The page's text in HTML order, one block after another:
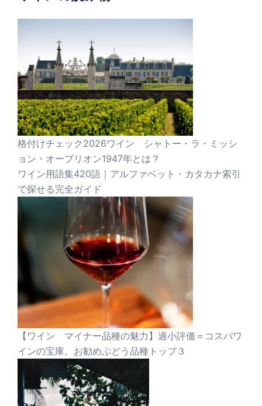
格付けチェック2026ワイン シャトー・ラ・ミッシ
ョン・オーブリオン1947年とは？
ワイン用語集420語｜アルファベット・カタカナ索引
で探せる完全ガイド
【ワイン マイナー品種の魅力】過小評価＝コスパワ
インの宝庫。お勧めぶどう品種トップ３